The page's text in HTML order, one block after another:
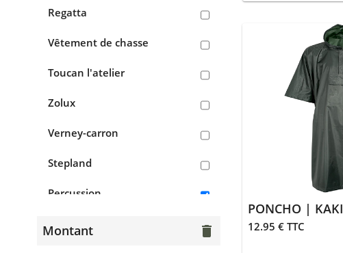
camouflage
Vêtements de chasse orange
> Pantalons, treillis
> Tee-shirts, polos, chemises
> Sweats, pulls, polaires
> Vestes, doudounes, parkas
> Gilets
Chaussants
Regatta
Vêtement de chasse
Toucan l'atelier
Zolux
Verney-carron
Stepland
Percussion
Opinel
Montant delete
PONCHO | KAKI
12.95 € TTC